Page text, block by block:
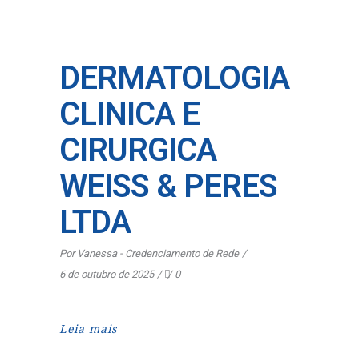
DERMATOLOGIA
CLINICA E
CIRURGICA
WEISS & PERES
LTDA
Por Vanessa - Credenciamento de Rede
6 de outubro de 2025
0
Leia mais